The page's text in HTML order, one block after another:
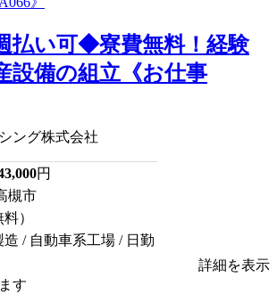
払い可◆寮費無料！経験
設備の組立《お仕事
ング株式会社
円
槻市
）
造 / 自動車系工場 / 日勤
詳細を表示
す